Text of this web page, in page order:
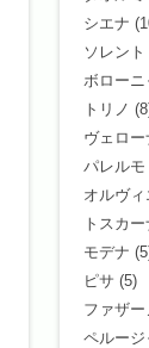
シエナ
ソレント
ボローニ
トリノ
ヴェロー
パレルモ
オルヴィ
トスカー
モデナ
ピサ (5)
ファザー
ペルージ